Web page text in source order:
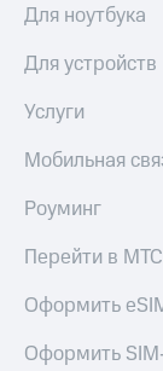
Для ноутбука
Для устройств
Услуги
Мобильная
Роуминг
Перейти в
Оформить
Оформить